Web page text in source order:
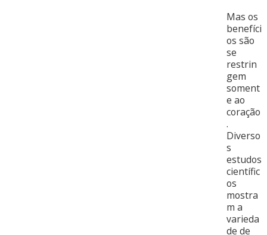
Mas os
benefíci
os são
se
restrin
gem
soment
e ao
coração
.
Diverso
s
estudos
científic
os
mostra
m a
varieda
de de